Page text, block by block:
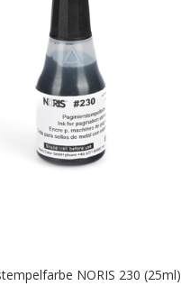
NORIS 230 (25ml)